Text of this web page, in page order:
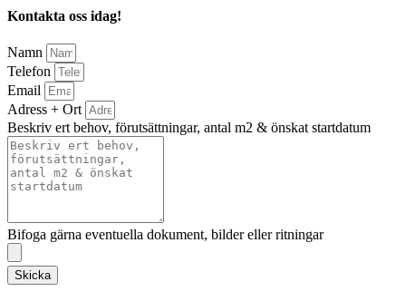
Kontakta oss idag!
Namn
Telefon
Email
Adress + Ort
Beskriv ert behov, förutsättningar, antal m2 & önskat startdatum
Bifoga gärna eventuella dokument, bilder eller ritningar
Skicka